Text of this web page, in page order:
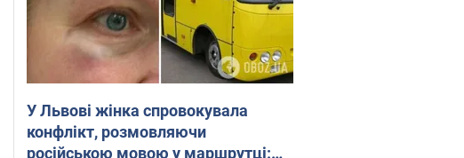
У Львові жінка спровокувала
конфлікт, розмовляючи
російською мовою у маршрутці: